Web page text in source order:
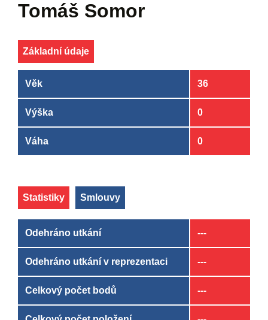
Tomáš Somor
Základní údaje
Věk 36
Výška 0
Váha 0
Statistiky Smlouvy
Odehráno utkání ---
Odehráno utkání v reprezentaci ---
Celkový počet bodů ---